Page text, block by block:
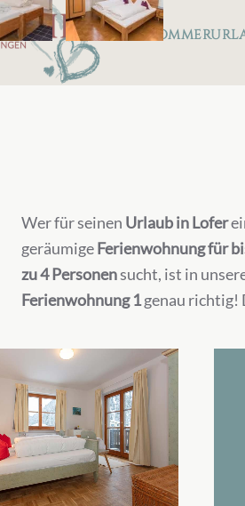
Wer für seinen Urlaub in Lofer
geräumigeFerienwohnung für
zu 4 Personensucht, ist in
Ferienwohnung 1genau richtig!